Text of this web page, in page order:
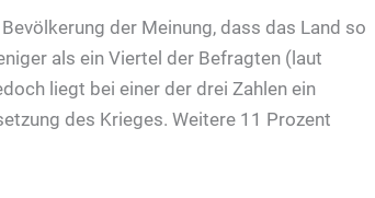
der Meinung, dass das Land so
als ein Viertel der Befragten (laut
liegt bei einer der drei Zahlen ein
des Krieges. Weitere 11 Prozent